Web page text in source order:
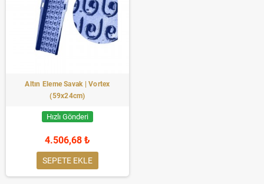
Altın Eleme Savak | Vortex
(59x24cm)
Hızlı Gönderi
4.506,68 ₺
SEPETE EKLE